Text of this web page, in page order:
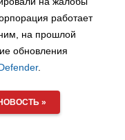
работает
на прошлой
обновления
.
»